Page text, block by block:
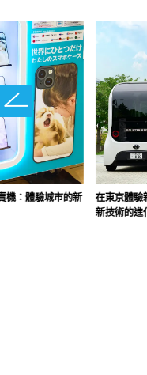
機：體驗城市的新
在東京體
新技術的進